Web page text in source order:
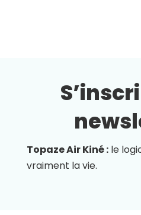
Topaze Air Kiné : le
vraiment la vie.